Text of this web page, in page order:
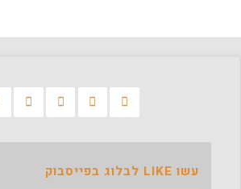
עשו LIKE לבלוג בפייסבוק